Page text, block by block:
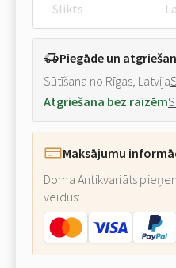
Slikts
Piegāde un
Sūtīšana no Rīgas, Latvija
Atgriešana bez raizēm
Maksājumu
Doma Antikvariāts
veidus: